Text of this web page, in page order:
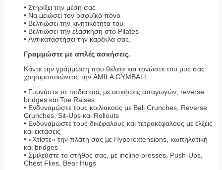
• Στηρίξει την μέση σας
• Να μειώσει τον οσφυϊκό πόνο
• Βελτιώσει την κινητικότητα του
• Βελτιώσει την εξάσκηση στο Pilates
• Αντικαταστήσει την καρέκλα σας.
Γραμμώστε με απλές ασκήσεις.
Κάντε την γράμμωση που θέλετε και τονώστε του μυς σας
χρησιμοποιώντας την AMILA GYMBALL
• Γυμνάστε τα πόδια σας με ασκήσεις απαγωγών, reverse
bridges και Toe Raises
• Ενδυναμώστε τους κοιλιακούς με Ball Crunches, Reverse
Crunches, Sit-Ups και Rollouts
• Ενδυναμώστε τους δικέφαλους και τετρακέφαλους με έλξεις
και εκτάσεις
• «Χτίστε» την πλάτη σας με Hyperextensions, κωπηλατική
και bridges
• Σμιλεύστε το στήθος σας, με incline presses, Push-Ups,
Chest Flies, Bear Hugs